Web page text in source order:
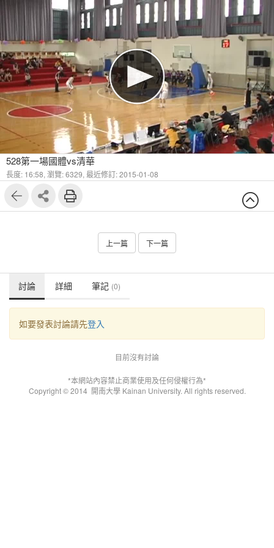
528第一場國體vs清華
長度: 16:58, 瀏覽: 6329, 最近修訂: 2015-01-08
上一篇 下一篇
討論 詳細 筆記 (0)
如要發表討論請先登入
目前沒有討論
*本網站內容禁止商業使用及任何侵權行為*
Copyright © 2014 開南大學 Kainan University. All rights reserved.